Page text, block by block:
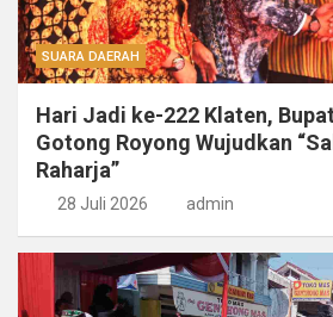
SUARA DAERAH
Hari Jadi ke-222 Klaten,
Gotong Royong Wujudkan
Raharja”
28 Juli 2026 admin